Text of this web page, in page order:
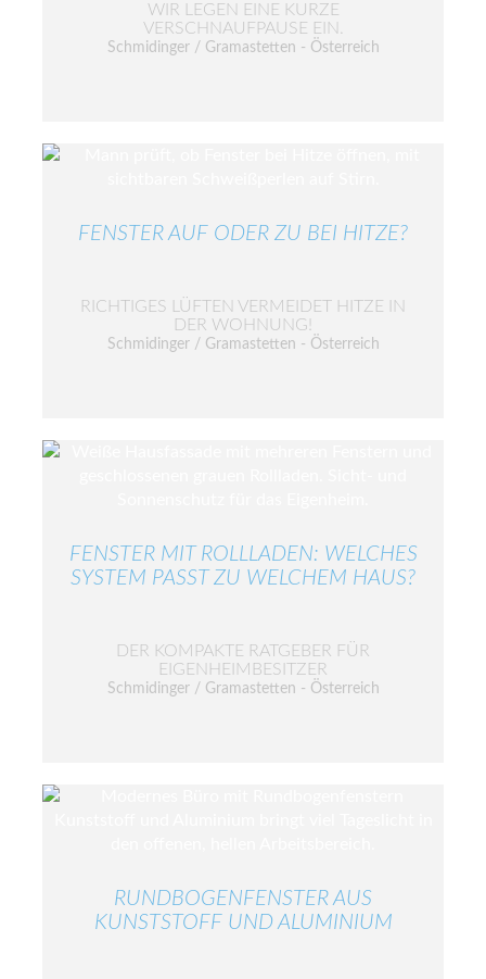
WIR LEGEN EINE KURZE
VERSCHNAUFPAUSE EIN.
Schmidinger / Gramastetten - Österreich
FENSTER AUF ODER ZU BEI HITZE?
RICHTIGES LÜFTEN VERMEIDET HITZE IN
DER WOHNUNG!
Schmidinger / Gramastetten - Österreich
FENSTER MIT ROLLLADEN: WELCHES
SYSTEM PASST ZU WELCHEM HAUS?
DER KOMPAKTE RATGEBER FÜR
EIGENHEIMBESITZER
Schmidinger / Gramastetten - Österreich
RUNDBOGENFENSTER AUS
KUNSTSTOFF UND ALUMINIUM